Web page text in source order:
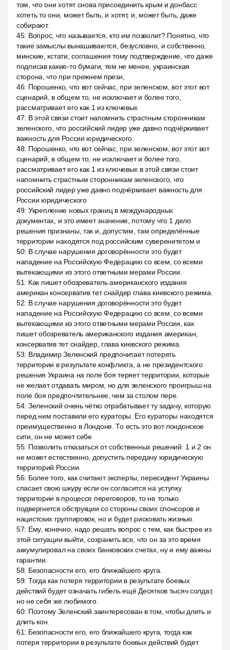
том, что они хотят снова присоединить крым и донбасс
хотеть то они, может быть, и хотят, и, может быть, даже
собирают.
45: Вопрос, что называется, кто им позволит? Понятно, что
такие замыслы вынашиваются, безусловно, и собственно,
минские, кстати, соглашения тому подтверждение, что даже
подписав какие-то бумаги, тем не менее, украинская
сторона, что при прежнем прези,
46: Порошенко, что вот сейчас, при зеленском, вот этот вот
сценарий, в общем то, не исключает и более того,
рассматривает его как 1 из ключевых
47: В этой связи стоит напомнить страстным сторонникам
зеленского, что российский лидер уже давно подчёркивает
важность для России юридического.
48: Порошенко, что вот сейчас, при зеленском, вот этот вот
сценарий, в общем то, не исключает и более того,
рассматривает его как 1 из ключевых в этой связи стоит
напомнить страстным сторонникам зеленского, что
российский лидер уже давно подчёркивает важность для
России юридического
49: Укрепление новых границ в международных
документах, и это имеет значение, потому что 1 дело
решения признаны, так и, допустим, там определённые
территории находятся под российским суверенитетом и
50: В случае нарушения договорённости это будет
нападение на Российскую Федерацию со всем, со всеми
вытекающими из этого ответными мерами России.
51: Как пишет обозреватель американского издания
американ консерватив тет снайдер глава киевского режима.
52: В случае нарушения договорённости это будет
нападение на Российскую Федерацию со всем, со всеми
вытекающими из этого ответными мерами России, как
пишет обозреватель американского издания американ,
консерватив тет снайдер, глава киевского режима.
53: Владимир Зеленский предпочитает потерять
территории в результате конфликта, а не президентского
решения Украина на поле боя теряет территории, которые
не желает отдавать миром, но для зеленского проигрыш на
поле боя предпочтительнее, чем за столом пере.
54: Зеленский очень чётко отрабатывает ту задачу, которую
перед ним поставили его кураторы. Его кураторы находятся
преимущественно в Лондоне. То есть это вот лондонское
сити, он не может себе
55: Позволить отказаться от собственных решений. 1 и 2 он
не может естественно, допустить передачу юридическую
территорий России.
56: Более того, как считают эксперты, пересидент Украины
спасает свою шкуру если он согласится на уступку
территории в процессе переговоров, то не только
подвергнется обструкции со стороны своих спонсоров и
нацистских группировок, но и будет рисковать жизнью.
57: Ему, конечно, надо решать вопрос с тем, как быстрее из
этой ситуации выйти, сохранить все, что он за это время
аккумулировал на своих банковских счетах, ну и ему важны
гарантии.
58: Безопасности его, его ближайшего круга.
59: Тогда как потеря территории в результате боевых
действий будет означать гибель ещё Десятков тысяч солдат,
но не себя же любимого.
60: Поэтому Зеленский заинтересован в том, чтобы длить и
длить кон.
61: Безопасности его, его ближайшего круга, тогда как
потеря территории в результате боевых действий будет